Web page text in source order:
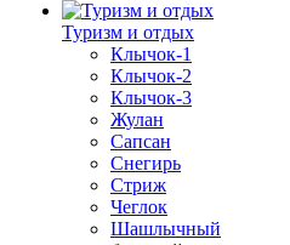
Туризм и отдых
Клычок-1
Клычок-2
Клычок-3
Жулан
Сапсан
Снегирь
Стриж
Чеглок
Шашлычный